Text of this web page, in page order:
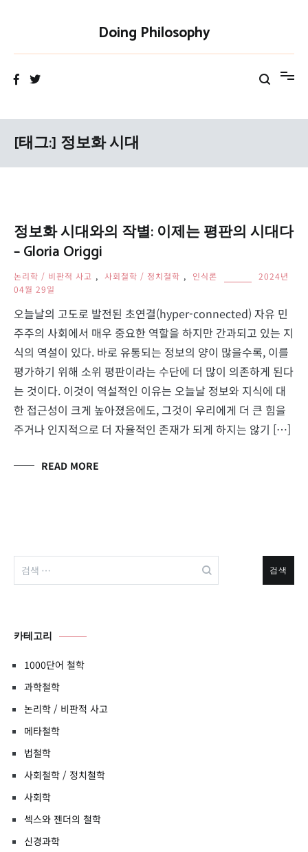
Doing Philosophy
[태그:] 정보화 시대
정보화 시대와의 작별: 이제는 평판의 시대다
– Gloria Origgi
논리학 / 비판적 사고 , 사회철학 / 정치철학 , 인식론
2024년
04월 29일
오늘날의 고도로 발전된 초연결(hyper-connected) 자유 민
주주의 사회에서 매우 중요한 역할을 하지만 간과되고 있는 지
식의 역설이 있다. 바로 유통되는 정보의 양이 많을수록, 이를
평가하기 위해 소위 평판이라는 수단에 더 많이 의존하게 된다
는 것이다. 이것이 역설적인 이유는 오늘날 정보와 지식에 대
한 접근성이 크게 높아졌음에도, 그것이 우리에게 더 큰 힘을
주거나 인지적으로 더 자율적인 존재가 되게 하지는 않기 […]
READ MORE
검
색:
카테고리
1000단어 철학
과학철학
논리학 / 비판적 사고
메타철학
법철학
사회철학 / 정치철학
사회학
섹스와 젠더의 철학
신경과학